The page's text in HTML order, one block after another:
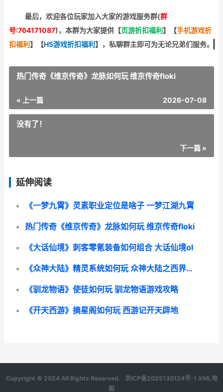
最后，欢迎各位玩家加入大家的游戏服务群(群
号:764171087)，本群为大家提供【页游折扣福利 】 【手机游戏折
扣福利 】 【H5游戏折扣福利 】 ，私聊群主即可为无论兄弟们服务。
热门传奇《维京传奇》龙脉如何玩 维京传奇floki
« 上一篇 2026-07-08
没有了！
下一篇 »
延伸阅读
《一梦九霄》灵素职业定位是啥子 一梦江湖九霄
热门传奇《维京传奇》龙脉如何玩 维京传奇floki
《大话仙境》刺客零氪装备如何组合 大话仙境ol
《众神大陆》精灵系统如何玩 众神大陆之西界大陆 小说
《驯龙物语》使徒如何玩 驯龙物语游戏攻略
《开天西游》摘星阁如何玩 西游记开天辟地
Copyright © 2024 All Rights Reserved. 京ICP备2025130124号-1 XML地
图